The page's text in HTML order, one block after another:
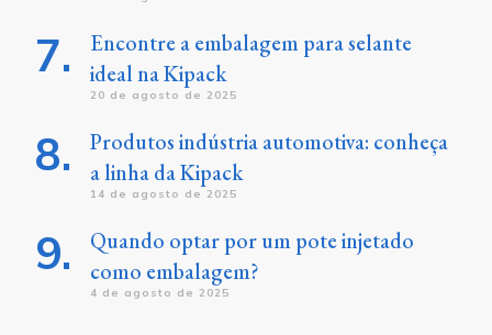
Encontre a embalagem para selante
ideal na Kipack
20 de agosto de 2025
Produtos indústria automotiva: conheça
a linha da Kipack
14 de agosto de 2025
Quando optar por um pote injetado
como embalagem?
4 de agosto de 2025